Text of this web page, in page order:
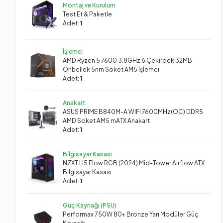
Montaj ve Kurulum
Test Et & Paketle
Adet:1
İşlemci
AMD Ryzen 5 7600 3.8GHz 6 Çekirdek 32MB
Önbellek 5nm Soket AM5 İşlemci
Adet:1
Anakart
ASUS PRIME B840M-A WIFI 7600MHz(OC) DDR5
AMD Soket AM5 mATX Anakart
Adet:1
Bilgisayar Kasası
NZXT H5 Flow RGB (2024) Mid-Tower Airflow ATX
Bilgisayar Kasası
Adet:1
Güç Kaynağı (PSU)
Performax 750W 80+ Bronze Yarı Modüler Güç